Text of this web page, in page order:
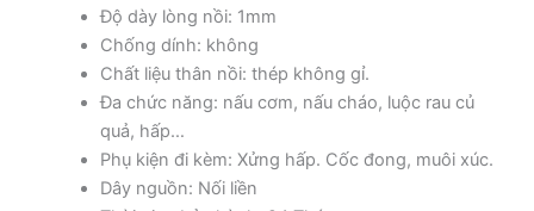
Độ dày lòng nồi: 1mm
Chống dính: không
Chất liệu thân nồi: thép không gỉ.
Đa chức năng: nấu cơm, nấu cháo, luộc rau củ
quả, hấp…
Phụ kiện đi kèm: Xửng hấp. Cốc đong, muôi xúc.
Dây nguồn: Nối liền